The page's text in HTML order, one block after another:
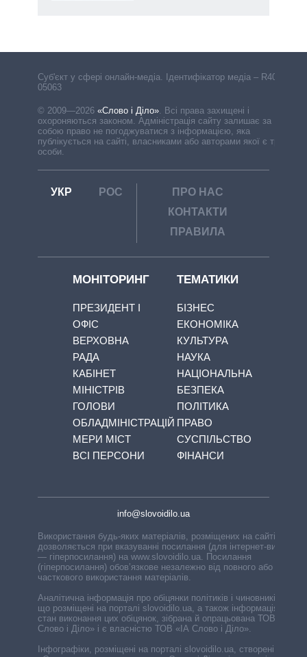
Cуб'єкт у сфері онлайн-медіа. Ідентифікатор медіа – R40-
05063
© 2009—2026 «Слово і Діло». Всі права захищені і
охороняються законом. Адміністрація сайту залишає за
собою право не погоджуватися з інформацією, яка
публікується на сайті, власниками або авторами якої є треті
особи.
УКР РОС
ПРО НАС
КОНТАКТИ
ПРАВИЛА
МОНІТОРИНГ
ПРЕЗИДЕНТ І
ОФІС
ВЕРХОВНА
РАДА
КАБІНЕТ
МІНІСТРІВ
ГОЛОВИ
ОБЛАДМІНІСТРАЦІЙ
МЕРИ МІСТ
ВСІ ПЕРСОНИ
ТЕМАТИКИ
БІЗНЕС
ЕКОНОМІКА
КУЛЬТУРА
НАУКА
НАЦІОНАЛЬНА
БЕЗПЕКА
ПОЛІТИКА
ПРАВО
СУСПІЛЬСТВО
ФІНАНСИ
info@slovoidilo.ua
Використання будь-яких матеріалів, розміщених на сайті,
дозволяється при вказуванні посилання (для інтернет-видань
— гіперпосилання) на www.slovoidilo.ua. Посилання
(гіперпосилання) обов’язкове незалежно від повного або
часткового використання матеріалів.
Аналітична інформація про обіцянки політиків і чиновників,
що розміщені на порталі slovoidilo.ua, а також інформація про
стан виконання цих обіцянок, зібрана й опрацьована ТОВ «ІА
Слово і Діло» і є власністю ТОВ «ІА Слово і Діло».
Інфографіки, розміщені на порталі slovoidilo.ua, створені ГО